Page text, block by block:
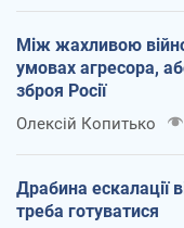
Між жахливою
умовах агресора,
зброя Росії
Олексій Копитько
Драбина ескалації
треба готуватися